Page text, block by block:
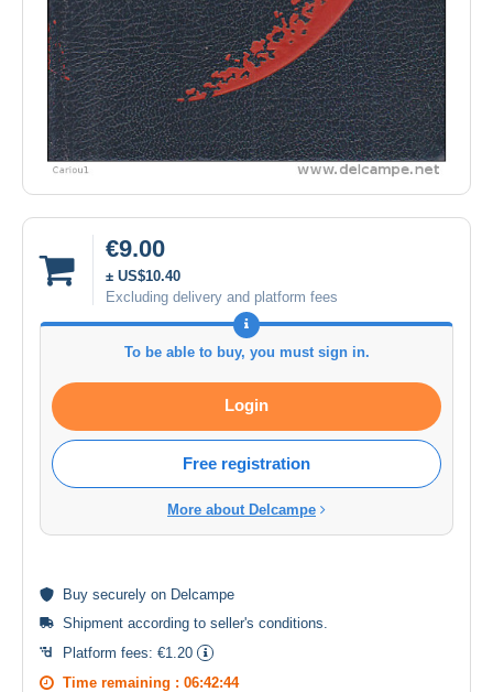
€9.00
± US$10.40
Excluding delivery and platform fees
To be able to buy, you must sign in.
Login
Free registration
More about Delcampe
Buy securely on Delcampe
Shipment according to seller's conditions
Platform fees: €1.20
Time remaining : 06:42:44